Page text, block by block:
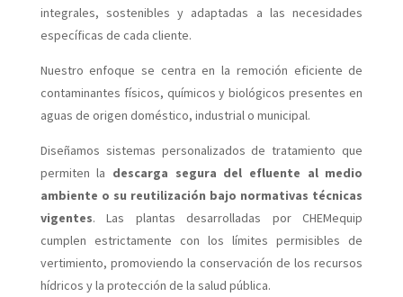
integrales, sostenibles y adaptadas a las necesidades
específicas de cada cliente.
Nuestro enfoque se centra en la remoción eficiente de
contaminantes físicos, químicos y biológicos presentes en
aguas de origen doméstico, industrial o municipal.
Diseñamos sistemas personalizados de tratamiento que
permiten la descarga segura del efluente al medio
ambiente o su reutilización bajo normativas técnicas
vigentes. Las plantas desarrolladas por CHEMequip
cumplen estrictamente con los límites permisibles de
vertimiento, promoviendo la conservación de los recursos
hídricos y la protección de la salud pública.